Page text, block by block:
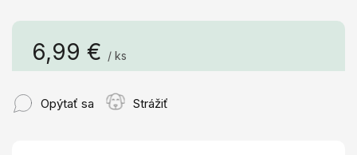
6,99 € / ks
Opýtať sa Strážiť